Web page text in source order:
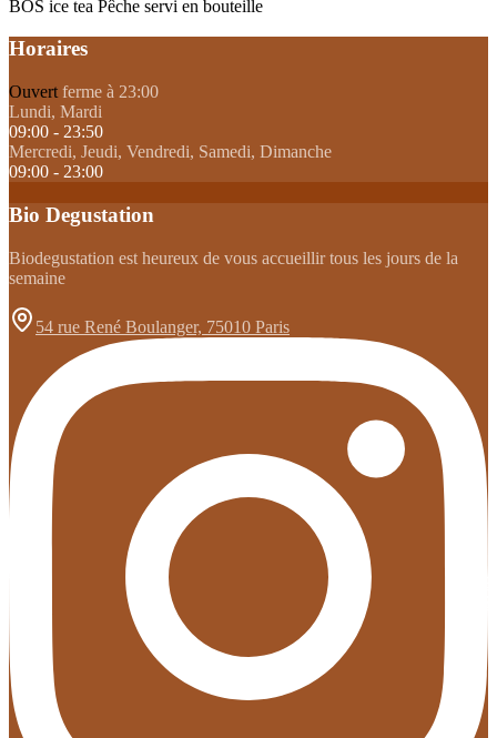
BOS ice tea Pêche servi en bouteille
Horaires
Ouvert ferme à 23:00
Lundi, Mardi
09:00 - 23:50
Mercredi, Jeudi, Vendredi, Samedi, Dimanche
09:00 - 23:00
Bio Degustation
Biodegustation est heureux de vous accueillir tous les jours de la
semaine
54 rue René Boulanger, 75010 Paris